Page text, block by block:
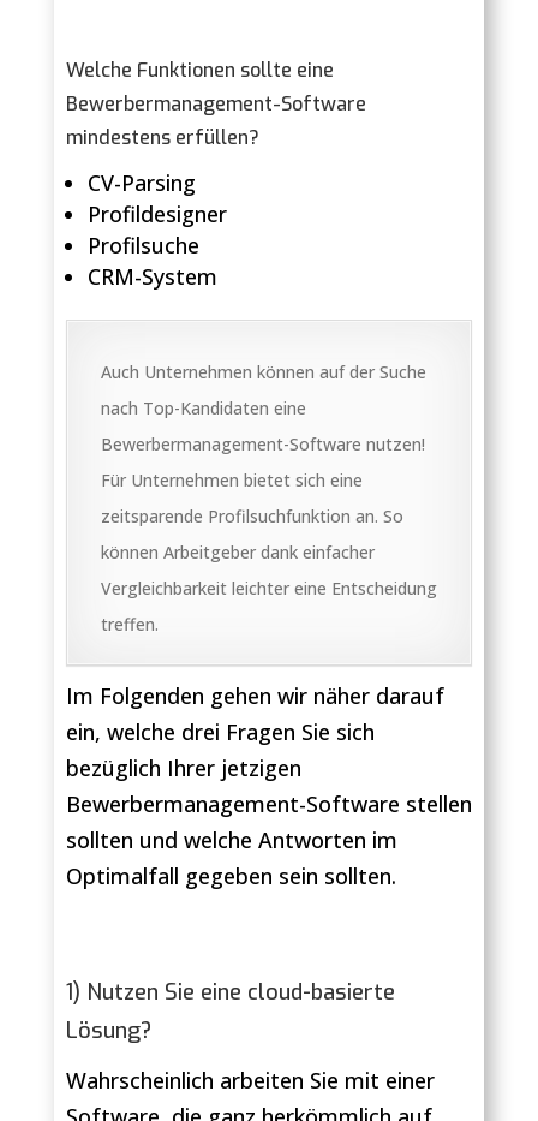
Welche Funktionen sollte eine
Bewerbermanagement-Software
mindestens erfüllen?
CV-Parsing
Profildesigner
Profilsuche
CRM-System
Auch Unternehmen können auf der Suche
nach Top-Kandidaten eine
Bewerbermanagement-Software nutzen!
Für Unternehmen bietet sich eine
zeitsparende Profilsuchfunktion an. So
können Arbeitgeber dank einfacher
Vergleichbarkeit leichter eine Entscheidung
treffen.
Im Folgenden gehen wir näher darauf
ein, welche drei Fragen Sie sich
bezüglich Ihrer jetzigen
Bewerbermanagement-Software stellen
sollten und welche Antworten im
Optimalfall gegeben sein sollten.
1) Nutzen Sie eine cloud-basierte
Lösung?
Wahrscheinlich arbeiten Sie mit einer